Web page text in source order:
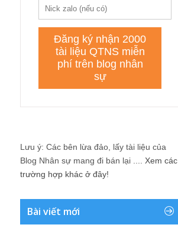
Lưu ý: Các bên lừa đảo, lấy tài liệu của
Blog Nhân sự mang đi bán lại .... Xem các
trường hợp khác ở đây!
Bài viết mới